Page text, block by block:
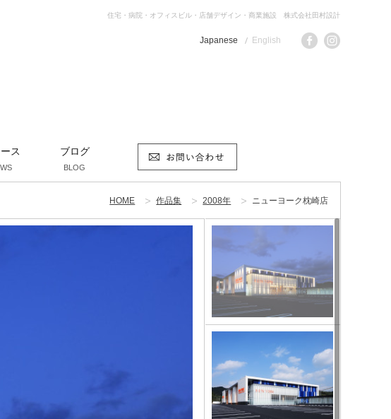
住宅・病院・オフィスビル・店舗デザイン・商業施設 株式会社田村設計
Japanese English
ス ブログ
BLOG
HOME 作品集 2008年 ニューヨーク枕崎店